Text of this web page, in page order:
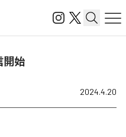
開始
2024.4.20